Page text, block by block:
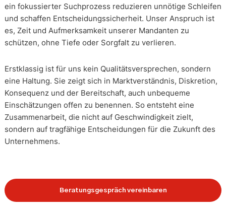
ein fokussierter Suchprozess reduzieren unnötige Schleifen
und schaffen Entscheidungssicherheit. Unser Anspruch ist
es, Zeit und Aufmerksamkeit unserer Mandanten zu
schützen, ohne Tiefe oder Sorgfalt zu verlieren.
Erstklassig ist für uns kein Qualitätsversprechen, sondern
eine Haltung. Sie zeigt sich in Marktverständnis, Diskretion,
Konsequenz und der Bereitschaft, auch unbequeme
Einschätzungen offen zu benennen. So entsteht eine
Zusammenarbeit, die nicht auf Geschwindigkeit zielt,
sondern auf tragfähige Entscheidungen für die Zukunft des
Unternehmens.
Beratungsgespräch vereinbaren